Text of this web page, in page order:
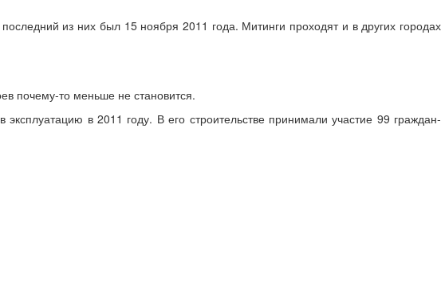
из них был 15 ноября 2011 года. Митинги проходят и в других городах
почему-то меньше не становится.
в 2011 году. В его строительстве принимали участие 99 граждан-